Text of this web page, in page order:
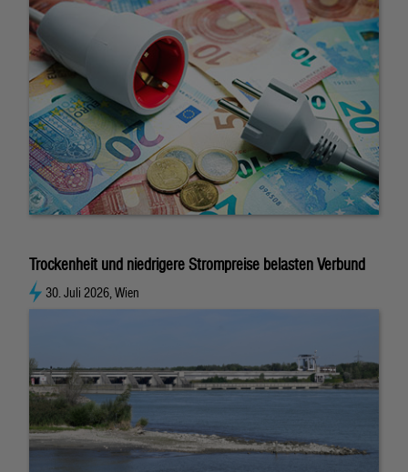
Trockenheit und niedrigere Strompreise belasten Verbund
30. Juli 2026, Wien